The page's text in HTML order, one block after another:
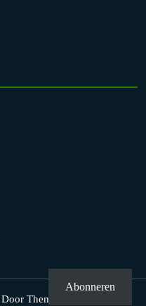
Door Themesglance
Abonneren